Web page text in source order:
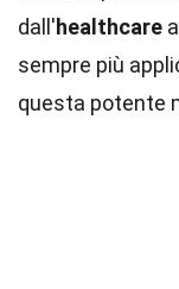
dall'healthcare
sempre più
questa potente